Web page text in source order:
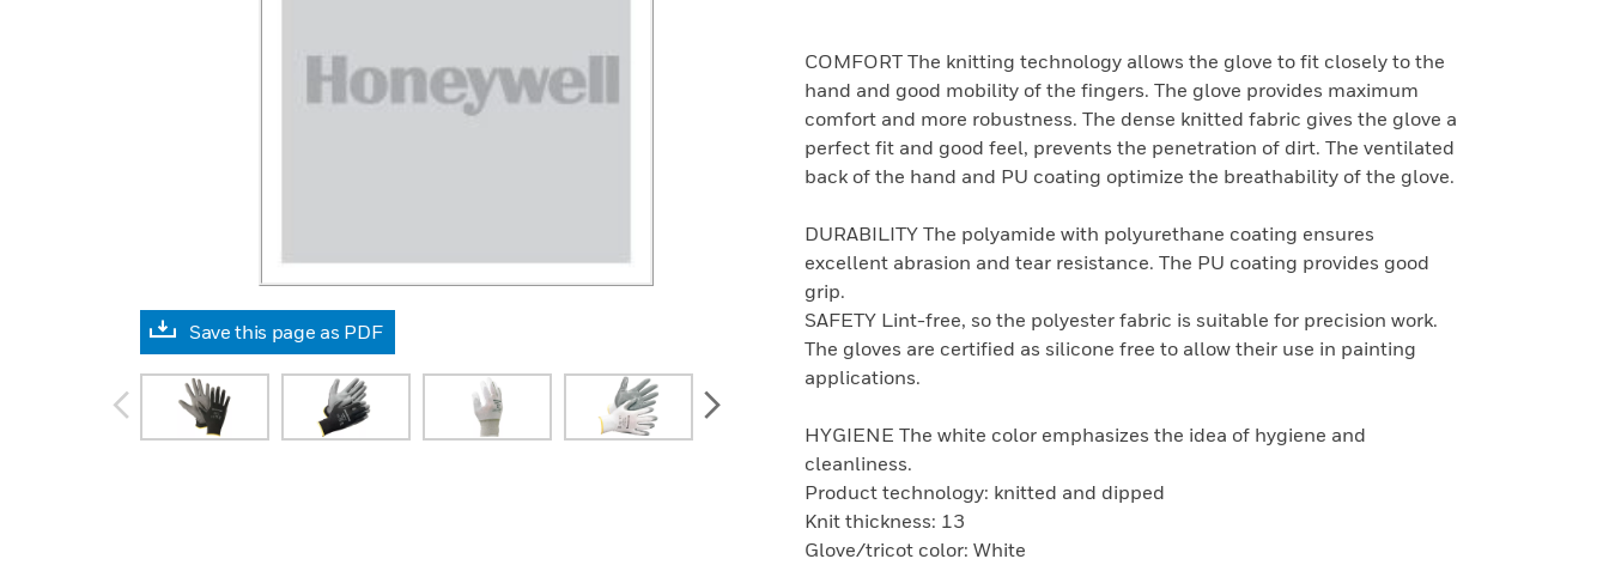
Save this page as PDF
COMFORT The knitting technology allows the glove to fit closely to the
hand and good mobility of the fingers. The glove provides maximum
comfort and more robustness. The dense knitted fabric gives the glove a
perfect fit and good feel, prevents the penetration of dirt. The ventilated
back of the hand and PU coating optimize the breathability of the glove.
DURABILITY The polyamide with polyurethane coating ensures
excellent abrasion and tear resistance. The PU coating provides good
grip.
SAFETY Lint-free, so the polyester fabric is suitable for precision work.
The gloves are certified as silicone free to allow their use in painting
applications.
HYGIENE The white color emphasizes the idea of hygiene and
cleanliness.
Product technology: knitted and dipped
Knit thickness: 13
Glove/tricot color: White